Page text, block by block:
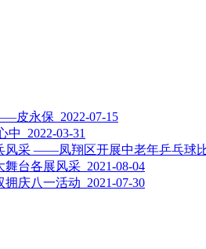
皮永保 2022-07-15
中 2022-03-31
风采 ——凤翔区开展中老年乒乓球
台各展风采 2021-08-04
庆八一活动 2021-07-30